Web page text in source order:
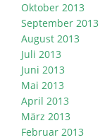
Oktober 2013
September 2013
August 2013
Juli 2013
Juni 2013
Mai 2013
April 2013
März 2013
Februar 2013